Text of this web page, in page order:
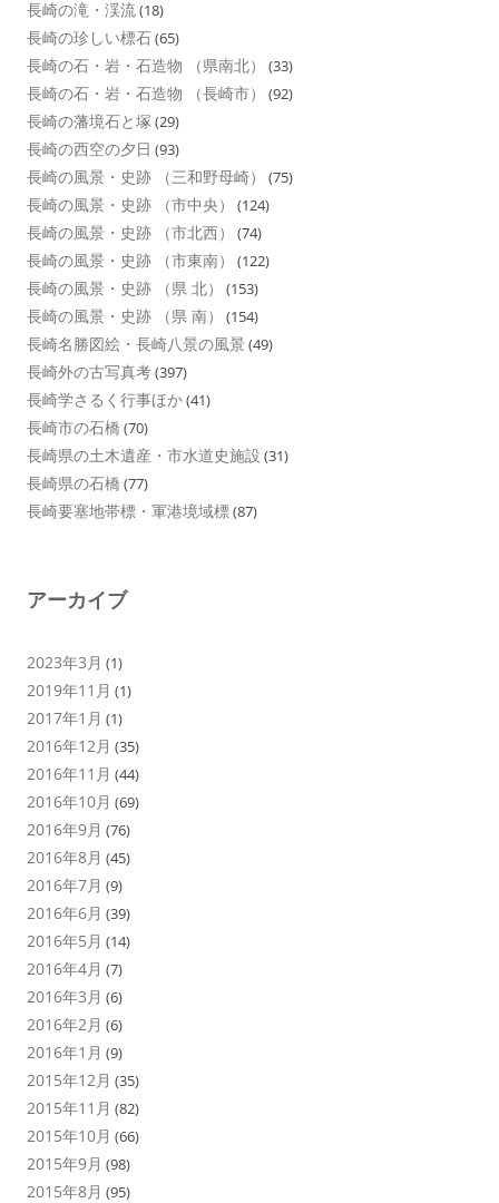
長崎の滝・渓流(18)
長崎の珍しい標石(65)
長崎の石・岩・石造物 （県南北） (33)
長崎の石・岩・石造物 （長崎市） (92)
長崎の藩境石と塚 (29)
長崎の西空の夕日 (93)
長崎の風景・史跡 （三和野母崎） (75)
長崎の風景・史跡 （市中央） (124)
長崎の風景・史跡 （市北西） (74)
長崎の風景・史跡 （市東南） (122)
長崎の風景・史跡 （県 北） (153)
長崎の風景・史跡 （県 南） (154)
長崎名勝図絵・長崎八景の風景 (49)
長崎外の古写真考(397)
長崎学さるく行事ほか(41)
長崎市の石橋 (70)
長崎県の土木遺産・市水道史施設 (31)
長崎県の石橋 (77)
長崎要塞地帯標・軍港境域標(87)
アーカイブ
2023年3月 (1)
2019年11月 (1)
2017年1月 (1)
2016年12月 (35)
2016年11月 (44)
2016年10月 (69)
2016年9月 (76)
2016年8月 (45)
2016年7月 (9)
2016年6月 (39)
2016年5月 (14)
2016年4月 (7)
2016年3月 (6)
2016年2月 (6)
2016年1月 (9)
2015年12月 (35)
2015年11月 (82)
2015年10月 (66)
2015年9月 (98)
2015年8月 (95)